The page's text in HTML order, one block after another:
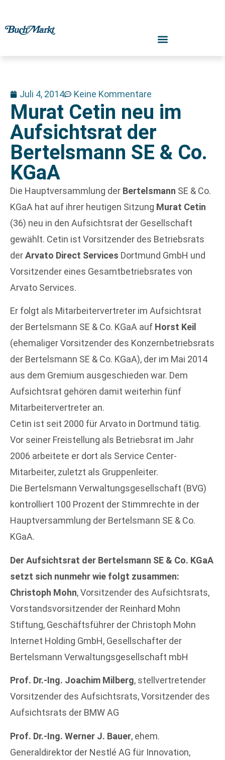
Juli 4, 2014 Keine Kommentare
Murat Cetin neu im
Aufsichtsrat der
Bertelsmann SE & Co.
KGaA
Die Hauptversammlung der Bertelsmann SE & Co.
KGaA hat auf ihrer heutigen Sitzung Murat Cetin
(36) neu in den Aufsichtsrat der Gesellschaft
gewählt. Cetin ist Vorsitzender des Betriebsrats
derArvato Direct Services Dortmund GmbH und
Vorsitzender eines Gesamtbetriebsrates von
Arvato Services.
Er folgt als Mitarbeitervertreter im Aufsichtsrat
der Bertelsmann SE & Co. KGaA auf Horst Keil
(ehemaliger Vorsitzender des Konzernbetriebsrats
der Bertelsmann SE & Co. KGaA), der im Mai 2014
aus dem Gremium ausgeschieden war. Dem
Aufsichtsrat gehören damit weiterhin fünf
Mitarbeitervertreter an.
Cetin ist seit 2000 für Arvato in Dortmund tätig.
Vor seiner Freistellung als Betriebsrat im Jahr
2006 arbeitete er dort als Service Center-
Mitarbeiter, zuletzt als Gruppenleiter.
Die Bertelsmann Verwaltungsgesellschaft (BVG)
kontrolliert 100 Prozent der Stimmrechte in der
Hauptversammlung der Bertelsmann SE & Co.
KGaA.
Der Aufsichtsrat der Bertelsmann SE & Co. KGaA
setzt sich nunmehr wie folgt zusammen:
Christoph Mohn, Vorsitzender des Aufsichtsrats,
Vorstandsvorsitzender der Reinhard Mohn
Stiftung, Geschäftsführer der Christoph Mohn
Internet Holding GmbH, Gesellschafter der
Bertelsmann Verwaltungsgesellschaft mbH
Prof. Dr.-Ing. Joachim Milberg, stellvertretender
Vorsitzender des Aufsichtsrats, Vorsitzender des
Aufsichtsrats der BMW AG
Prof. Dr.-Ing. Werner J. Bauer, ehem.
Generaldirektor der Nestlé AG für Innovation,